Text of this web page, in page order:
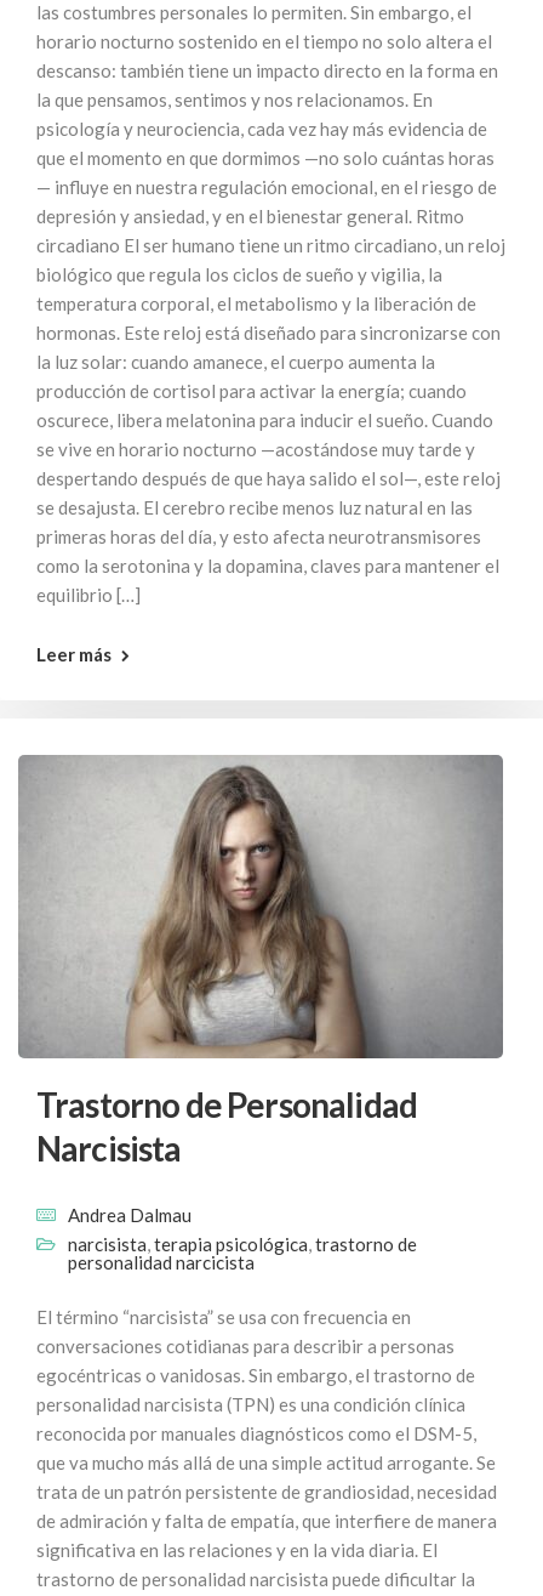
las costumbres personales lo permiten. Sin embargo, el
horario nocturno sostenido en el tiempo no solo altera el
descanso: también tiene un impacto directo en la forma en
la que pensamos, sentimos y nos relacionamos. En
psicología y neurociencia, cada vez hay más evidencia de
que el momento en que dormimos —no solo cuántas horas
— influye en nuestra regulación emocional, en el riesgo de
depresión y ansiedad, y en el bienestar general. Ritmo
circadiano El ser humano tiene un ritmo circadiano, un reloj
biológico que regula los ciclos de sueño y vigilia, la
temperatura corporal, el metabolismo y la liberación de
hormonas. Este reloj está diseñado para sincronizarse con
la luz solar: cuando amanece, el cuerpo aumenta la
producción de cortisol para activar la energía; cuando
oscurece, libera melatonina para inducir el sueño. Cuando
se vive en horario nocturno —acostándose muy tarde y
despertando después de que haya salido el sol—, este reloj
se desajusta. El cerebro recibe menos luz natural en las
primeras horas del día, y esto afecta neurotransmisores
como la serotonina y la dopamina, claves para mantener el
equilibrio […]
Leer más
Trastorno de Personalidad
Narcisista
Andrea Dalmau
narcisista,terapia psicológica,trastorno de
personalidad narcicista
El término “narcisista” se usa con frecuencia en
conversaciones cotidianas para describir a personas
egocéntricas o vanidosas. Sin embargo, el trastorno de
personalidad narcisista (TPN) es una condición clínica
reconocida por manuales diagnósticos como el DSM-5,
que va mucho más allá de una simple actitud arrogante. Se
trata de un patrón persistente de grandiosidad, necesidad
de admiración y falta de empatía, que interfiere de manera
significativa en las relaciones y en la vida diaria. El
trastorno de personalidad narcisista puede dificultar la